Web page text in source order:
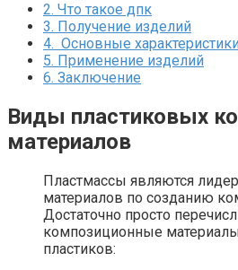
2. Что такое дпк
3. Получение изделий
4. Основные
5. Применение изделий
6. Заключение
Виды пластиковых
материалов
Пластмассы являются
материалов по созданию
Достаточно просто
композиционные
пластиков: